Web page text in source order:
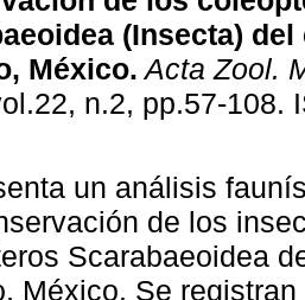
(Insecta) del
México. Acta Zool.
n.2, pp.57-108.
un análisis
de los
Scarabaeoidea
México. Se